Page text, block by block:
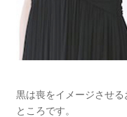
黒は喪をイメージさせ
ところです。